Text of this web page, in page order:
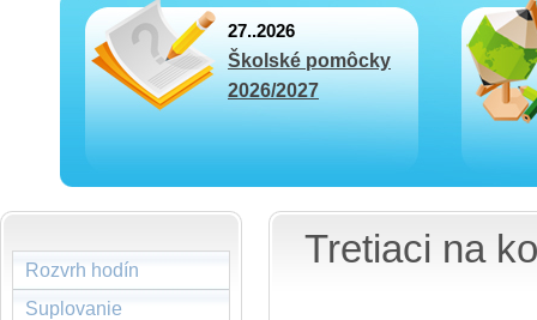
27..2026
Školské pomôcky
2026/2027
Rozvrh hodín
Suplovanie
Tretiaci na